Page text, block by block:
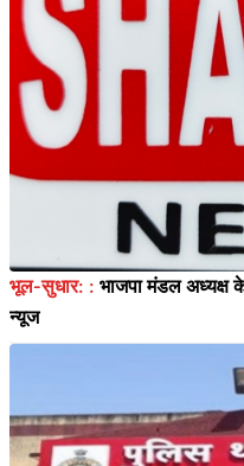
भूल-सुधार: : भाजपा मंडल अध्यक्ष
न्यूज